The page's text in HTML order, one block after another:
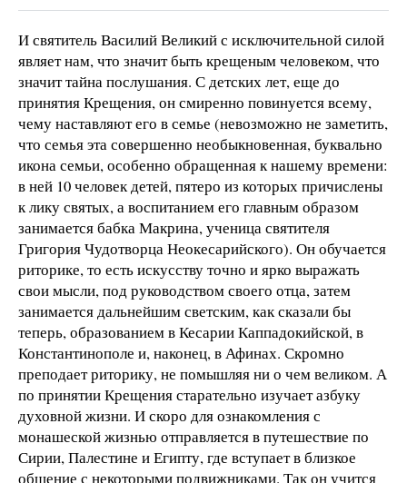
И святитель Василий Великий с исключительной силой
являет нам, что значит быть крещеным человеком, что
значит тайна послушания. С детских лет, еще до
принятия Крещения, он смиренно повинуется всему,
чему наставляют его в семье (невозможно не заметить,
что семья эта совершенно необыкновенная, буквально
икона семьи, особенно обращенная к нашему времени:
в ней 10 человек детей, пятеро из которых причислены
к лику святых, а воспитанием его главным образом
занимается бабка Макрина, ученица святителя
Григория Чудотворца Неокесарийского). Он обучается
риторике, то есть искусству точно и ярко выражать
свои мысли, под руководством своего отца, затем
занимается дальнейшим светским, как сказали бы
теперь, образованием в Кесарии Каппадокийской, в
Константинополе и, наконец, в Афинах. Скромно
преподает риторику, не помышляя ни о чем великом. А
по принятии Крещения старательно изучает азбуку
духовной жизни. И скоро для ознакомления с
монашеской жизнью отправляется в путешествие по
Сирии, Палестине и Египту, где вступает в близкое
общение с некоторыми подвижниками. Так он учится